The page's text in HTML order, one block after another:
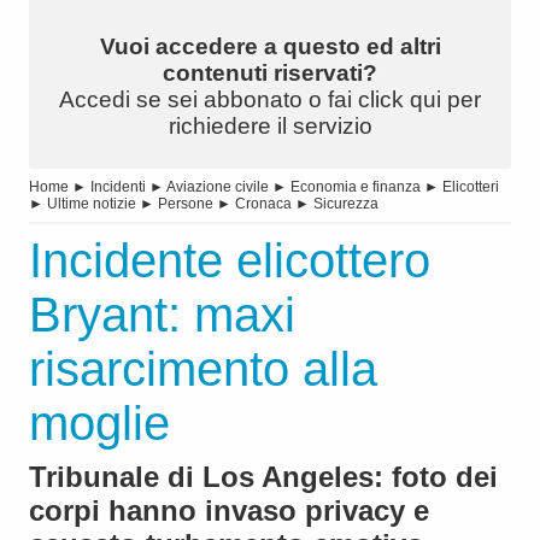
Vuoi accedere a questo ed altri
contenuti riservati?
Accedi se sei abbonato o fai click qui per
richiedere il servizio
Home ► Incidenti ► Aviazione civile ► Economia e finanza ► Elicotteri
► Ultime notizie ► Persone ► Cronaca ► Sicurezza
Incidente elicottero
Bryant: maxi
risarcimento alla
moglie
Tribunale di Los Angeles: foto dei
corpi hanno invaso privacy e